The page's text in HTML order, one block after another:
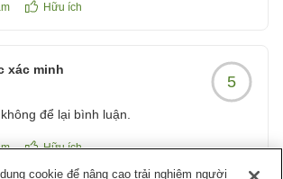
Hữu ích
xác minh
5
để lại bình luận.
Hữu ích
cookie để nâng cao trải nghiệm người